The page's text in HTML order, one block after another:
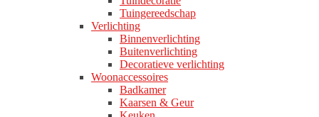
Tuingereedschap
Verlichting
Binnenverlichting
Buitenverlichting
Decoratieve verlichting
Woonaccessoires
Badkamer
Kaarsen & Geur